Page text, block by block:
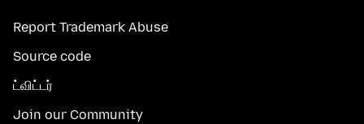
Report Trademark Abuse
Source code
ட்விட்டர்
Join our Community